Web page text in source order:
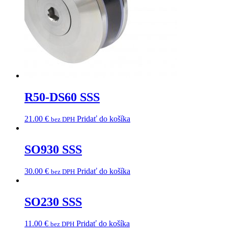
R50-DS60 SSS
21.00 € bez DPH Pridať do košíka
SO930 SSS
30.00 € bez DPH Pridať do košíka
SO230 SSS
11.00 € bez DPH Pridať do košíka